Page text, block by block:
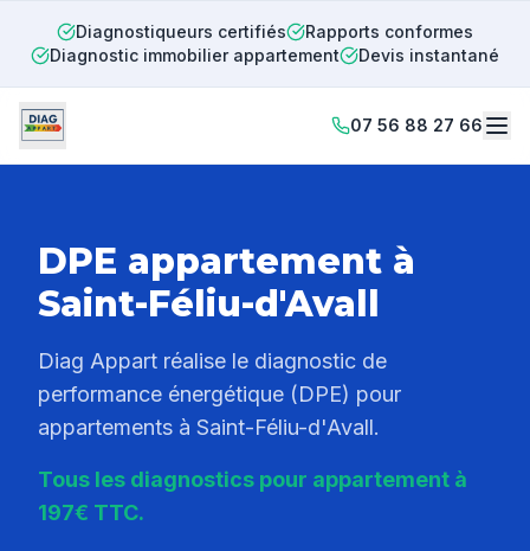
Diagnostiqueurs certifiés
Rapports conformes
Diagnostic immobilier appartement
Devis instantané
07 56 88 27 66
DPE appartement à
Saint-Féliu-d'Avall
Diag Appart réalise le diagnostic de
performance énergétique (DPE) pour
appartements à Saint-Féliu-d'Avall.
Tous les diagnostics pour appartement à
197€ TTC.